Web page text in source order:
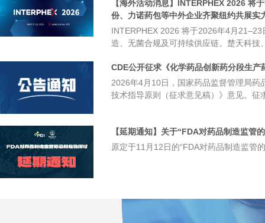
【海外活动消息】INTERPHEX 2026 将
份、力诺药包等中外企业齐聚纽约共展实
INTERPHEX 2026 将于2026年4月
造、无菌合规及可持续供应链。楚天科
CDE公开征求《化学药品创新药分段生
2026年4月10日，国家药品监督管理局药
技术指导原则（征求意见稿）》意见。征
【延期通知】关于“FDA对药品制造监管
原定于11月12日的“FDA对药品制造监管